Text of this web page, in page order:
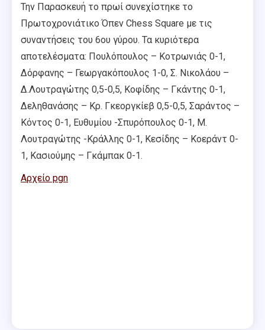
Την Παρασκευή το πρωί συνεχίστηκε το
Πρωτοχρονιάτικο Όπεν Chess Square με τις
συναντήσεις του 6ου γύρου. Τα κυριότερα
αποτελέσματα: Πουλόπουλος – Κοτρωνιάς 0-1,
Δόρφανης – Γεωργακόπουλος 1-0, Σ. Νικολάου –
Δ.Λουτραγώτης 0,5-0,5, Κοφίδης – Γκάντης 0-1,
Δεληθανάσης – Κρ. Γκεοργκίεβ 0,5-0,5, Σαράντος –
Κόντος 0-1, Ευθυμίου -Σπυρόπουλος 0-1, Μ.
Λουτραγώτης -Κράλλης 0-1, Κεσίδης – Κοεράντ 0-
1, Κασιούμης – Γκάμπακ 0-1.
Αρχείο pgn